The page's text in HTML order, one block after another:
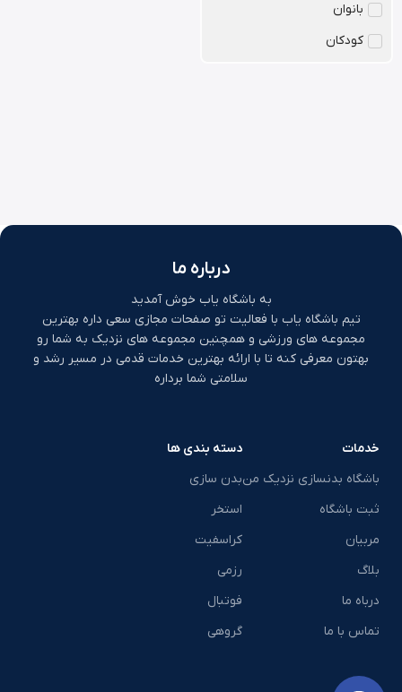
بانوان
کودکان
درباره ما
به باشگاه یاب خوش آمدید
تیم باشگاه یاب با فعالیت تو صفحات مجازی سعی داره بهترین
مجموعه های ورزشی و همچنین مجموعه های نزدیک به شما رو
بهتون معرفی کنه تا با ارائه بهترین خدمات قدمی در مسیر رشد و
سلامتی شما برداره
خدمات
باشگاه بدنسازی نزدیک من
ثبت باشگاه
مربیان
بلاگ
درباه ما
تماس با ما
دسته بندی ها
بدن سازی
استخر
کراسفیت
رزمی
فوتبال
گروهی